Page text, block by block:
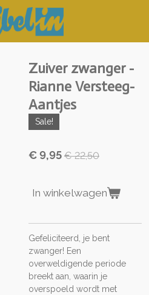
Zuiver zwanger -
Rianne Versteeg-
Aantjes
Sale!
€ 9,95 € 22,50
In winkelwagen
Gefeliciteerd, je bent
zwanger! Een
overweldigende periode
breekt aan, waarin je
overspoeld wordt met